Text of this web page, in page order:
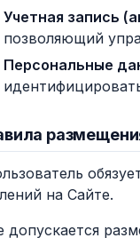
Учетная запись
позволяющий
Персональные
на Сайте.
допускается